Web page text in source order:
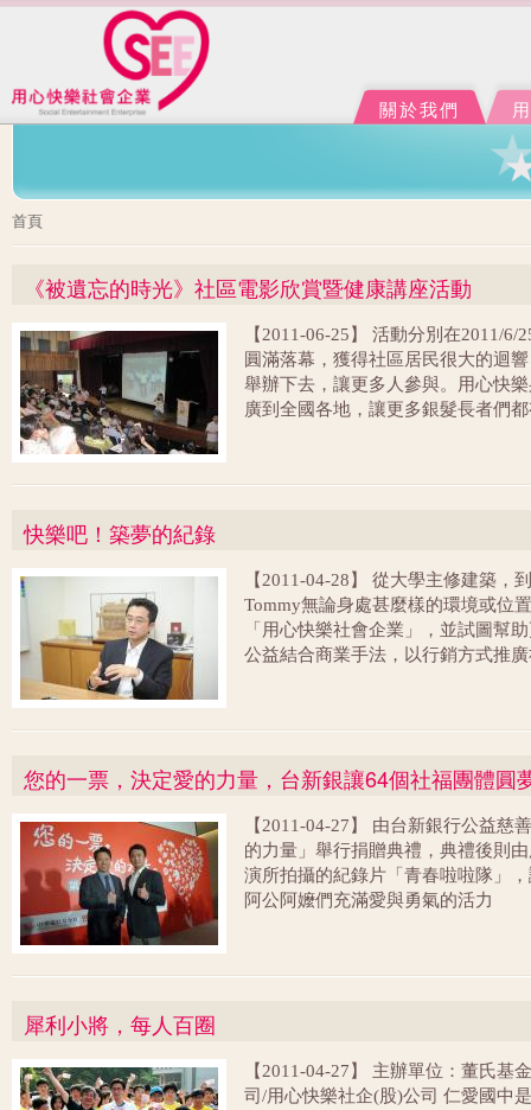
關於我們
您在這裡
首頁
《被遺忘的時光》社區電影欣賞暨健康講座活動
【2011-06-25】 活動分別在2011/
圓滿落幕，獲得社區居民很大的迴
舉辦下去，讓更多人參與。用心快
廣到全國各地，讓更多銀髮長者們
快樂吧！築夢的紀錄
【2011-04-28】 從大學主修建築，
Tommy無論身處甚麼樣的環境或位
「用心快樂社會企業」，並試圖幫
公益結合商業手法，以行銷方式推
您的一票，決定愛的力量，台新銀讓64個社福團體圓
【2011-04-27】 由台新銀行公益慈
的力量」舉行捐贈典禮，典禮後則
演所拍攝的紀錄片「青春啦啦隊」
阿公阿嬤們充滿愛與勇氣的活力
犀利小將，每人百圈
【2011-04-27】 主辦單位：董氏基
司/用心快樂社企(股)公司 仁愛國中